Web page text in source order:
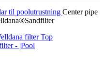
til poolutrustning Center pipe